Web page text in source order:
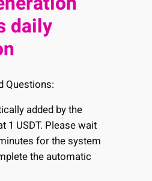
daily
Questions:
added by the
1 USDT. Please wait
for the system
the automatic